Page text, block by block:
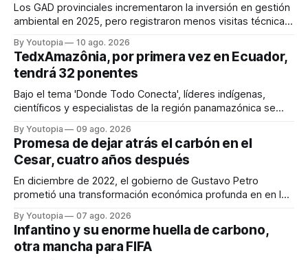
Los GAD provinciales incrementaron la inversión en gestión
ambiental en 2025, pero registraron menos visitas técnicas
By Youtopia 10 ago. 2026
TedxAmazônia, por primera vez en Ecuador,
tendrá 32 ponentes
Bajo el tema 'Donde Todo Conecta', líderes indígenas,
científicos y especialistas de la región panamazónica se
By Youtopia 09 ago. 2026
Promesa de dejar atrás el carbón en el
Cesar, cuatro años después
En diciembre de 2022, el gobierno de Gustavo Petro
prometió una transformación económica profunda en en la
By Youtopia 07 ago. 2026
Infantino y su enorme huella de carbono,
otra mancha para FIFA